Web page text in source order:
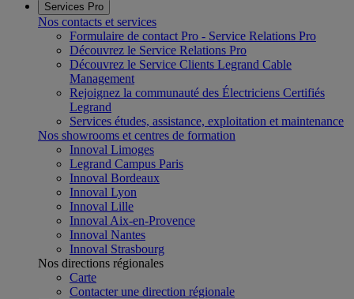
Services Pro
Nos contacts et services
Formulaire de contact Pro - Service Relations Pro
Découvrez le Service Relations Pro
Découvrez le Service Clients Legrand Cable
Management
Rejoignez la communauté des Électriciens Certifiés
Legrand
Services études, assistance, exploitation et maintenance
Nos showrooms et centres de formation
Innoval Limoges
Legrand Campus Paris
Innoval Bordeaux
Innoval Lyon
Innoval Lille
Innoval Aix-en-Provence
Innoval Nantes
Innoval Strasbourg
Nos directions régionales
Carte
Contacter une direction régionale